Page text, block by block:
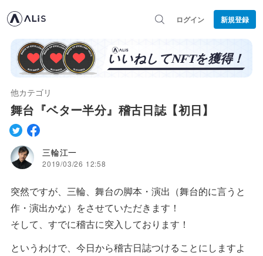
ログイン 新規登録
他カテゴリ
舞台『ベター半分』稽古日誌【初日】
三輪江一
2019/03/26 12:58
突然ですが、三輪、舞台の脚本・演出（舞台的に言うと
作・演出かな）をさせていただきます！
そして、すでに稽古に突入しております！
というわけで、今日から稽古日誌つけることにしますよ